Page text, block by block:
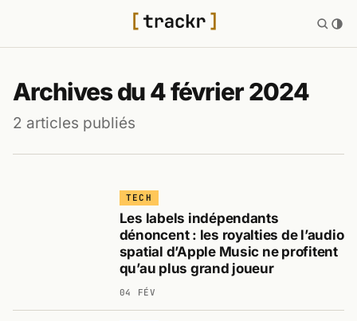
Archives du 4 février 2024
2 articles publiés
TECH
Les labels indépendants
dénoncent : les royalties de l’audio
spatial d’Apple Music ne profitent
qu’au plus grand joueur
04 FÉV